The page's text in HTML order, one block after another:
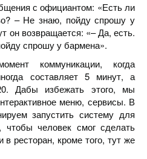
с официантом: «Есть ли
– Не знаю, пойду спрошу у
он возвращается: «– Да, есть.
спрошу у бармена».
коммуникации, когда
составляет 5 минут, а
Дабы избежать этого, мы
меню, сервисы. В
запустить систему для
человек смог сделать
в ресторан, кроме того, тут же